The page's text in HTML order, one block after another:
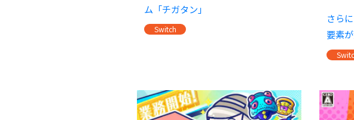
ム「チガタン」
Switch
さら
要素